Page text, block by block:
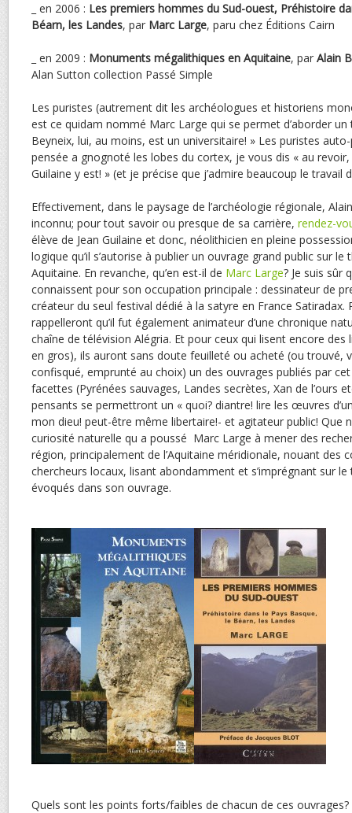
_ en 2006 : Les premiers hommes du Sud-ouest, Préhistoire
Béarn, les Landes, par Marc Large, paru chez Éditions Cairn
_ en 2009 : Monuments mégalithiques en Aquitaine, par Alain
Alan Sutton collection Passé Simple
Les puristes (autrement dit les archéologues et historiens
est ce quidam nommé Marc Large qui se permet d’aborder
Beyneix, lui, au moins, est un universitaire! » Les puristes
pensée a gnognoté les lobes du cortex, je vous dis « au
Guilaine y est! » (et je précise que j’admire beaucoup le travail
Effectivement, dans le paysage de l’archéologie régionale,
inconnu; pour tout savoir ou presque de sa carrière, rendez-
élève de Jean Guilaine et donc, néolithicien en pleine
logique qu’il s’autorise à publier un ouvrage grand public sur
Aquitaine. En revanche, qu’en est-il de Marc Large? Je suis sûr
connaissent pour son occupation principale : dessinateur de
créateur du seul festival dédié à la satyre en France Satiradax.
rappelleront qu’il fut également animateur d’une chronique
chaîne de télévision Alégria. Et pour ceux qui lisent encore des
en gros), ils auront sans doute feuilleté ou acheté (ou trouvé,
confisqué, emprunté au choix) un des ouvrages publiés par
facettes (Pyrénées sauvages, Landes secrètes, Xan de l’ours
pensants se permettront un « quoi? diantre! lire les œuvres
mon dieu! peut-être même libertaire!- et agitateur public! Que
curiosité naturelle qu a poussé Marc Large à mener des
région, principalement de l’Aquitaine méridionale, nouant des
chercheurs locaux, lisant abondamment et s’imprégnant sur
évoqués dans son ouvrage.
Quels sont les points forts/faibles de chacun de ces ouvrages?